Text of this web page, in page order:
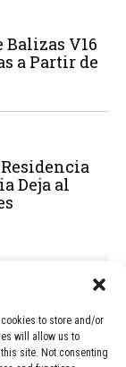
to store and/or
will allow us to
site. Not consenting
Balizas V16
a Partir de
Deja al